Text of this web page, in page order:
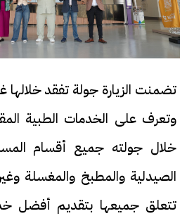
تضمنت الزيارة جولة تفقد خلالها
وتعرف على الخدمات الطبية
خلال جولته جميع أقسام
الصيدلية والمطبخ والمغسلة
تتعلق جميعها بتقديم أفضل